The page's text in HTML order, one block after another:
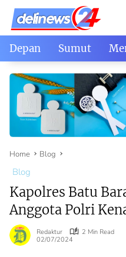
Skip
content
Depan Sumut
Home Blog
Blog
Kapolres Batu
Anggota Polri
Redaktur
2 Min Read
02/07/2024